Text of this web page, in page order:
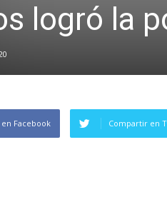
logró la
Facebook Compartir en